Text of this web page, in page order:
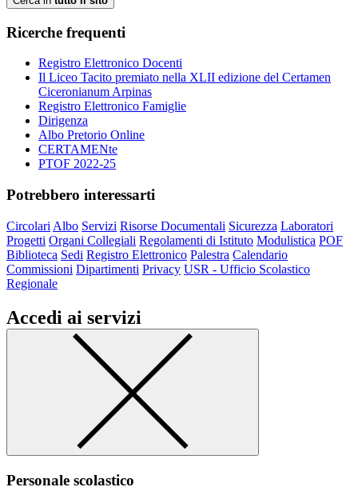
Ricerche frequenti
Registro Elettronico Docenti
Il Liceo Tacito premiato nella XLII edizione del Certamen
Ciceronianum Arpinas
Registro Elettronico Famiglie
Dirigenza
Albo Pretorio Online
CERTAMENte
PTOF 2022-25
Potrebbero interessarti
Circolari Albo Servizi Risorse Documentali Sicurezza Laboratori
Progetti Organi Collegiali Regolamenti di Istituto Modulistica POF
Biblioteca Sedi Registro Elettronico Palestra Calendario
Commissioni Dipartimenti Privacy USR - Ufficio Scolastico
Regionale
Accedi ai servizi
Personale scolastico